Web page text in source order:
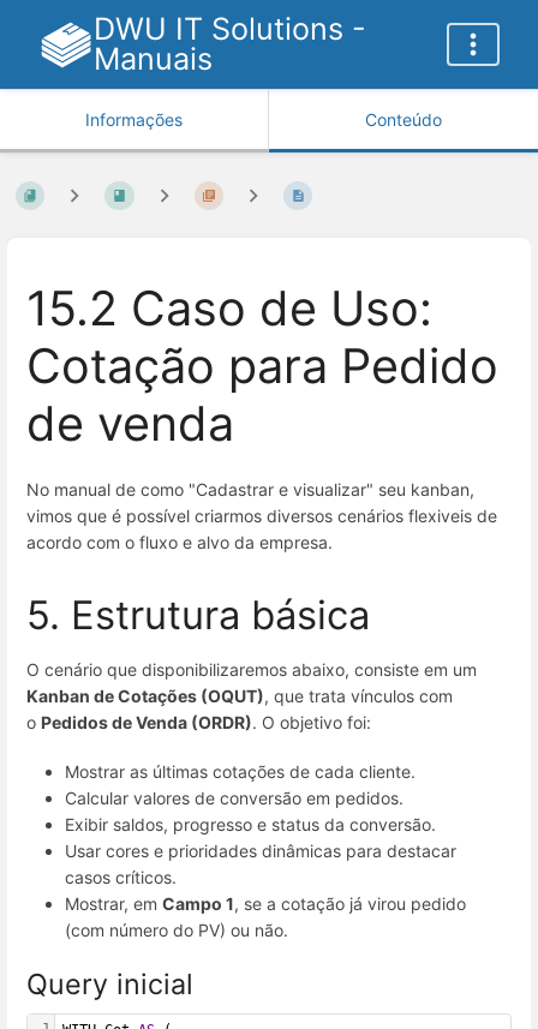
DWU IT Solutions -
Manuais
Informações Conteúdo
15.2 Caso de Uso:
Cotação para Pedido
de venda
No manual de como "Cadastrar e visualizar" seu kanban,
vimos que é possível criarmos diversos cenários flexiveis de
acordo com o fluxo e alvo da empresa.
5. Estrutura básica
O cenário que disponibilizaremos abaixo, consiste em um
Kanban de Cotações (OQUT), que trata vínculos com
o Pedidos de Venda (ORDR). O objetivo foi:
Mostrar as últimas cotações de cada cliente.
Calcular valores de conversão em pedidos.
Exibir saldos, progresso e status da conversão.
Usar cores e prioridades dinâmicas para destacar
casos críticos.
Mostrar, em Campo 1, se a cotação já virou pedido
(com número do PV) ou não.
Query inicial